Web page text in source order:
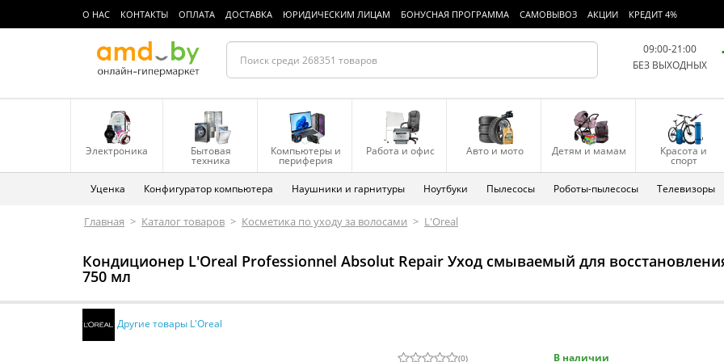
О НАС КОНТАКТЫ ОПЛАТА ДОСТАВКА ЮРИДИЧЕСКИМ ЛИЦАМ БОНУСНАЯ ПРОГРАММА САМОВЫВОЗ АКЦИИ КРЕДИТ 4%
09:00-21:00
БЕЗ ВЫХОДНЫХ
Электроника Бытовая
техника
Компьютеры и
периферия
Работа и офис Авто и мото Детям и мамам Красота и
спорт
Уценка Конфигуратор компьютера Наушники и гарнитуры Ноутбуки Пылесосы Роботы-пылесосы Телевизоры
Главная > Каталог товаров > Косметика по уходу за волосами > L'Oreal
Кондиционер L'Oreal Professionnel Absolut Repair Уход смываемый для
750 мл
Другие товары L'Oreal
(0) В наличии